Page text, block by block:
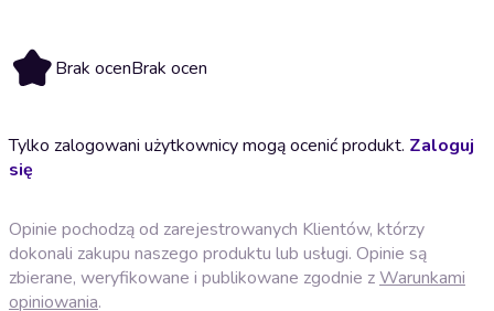
Brak ocenBrak ocen
Tylko zalogowani użytkownicy mogą ocenić produkt. Zaloguj
się
Opinie pochodzą od zarejestrowanych Klientów, którzy
dokonali zakupu naszego produktu lub usługi. Opinie są
zbierane, weryfikowane i publikowane zgodnie zWarunkami
opiniowania.